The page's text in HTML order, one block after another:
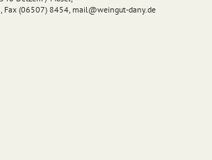
Fax (06507) 8454, mail@weingut-dany.de